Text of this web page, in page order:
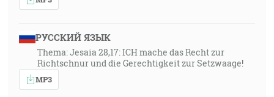
РУССКИЙ ЯЗЫК
Thema: Jesaia 28,17: ICH mache das Recht zur
Richtschnur und die Gerechtigkeit zur Setzwaage!
MP3